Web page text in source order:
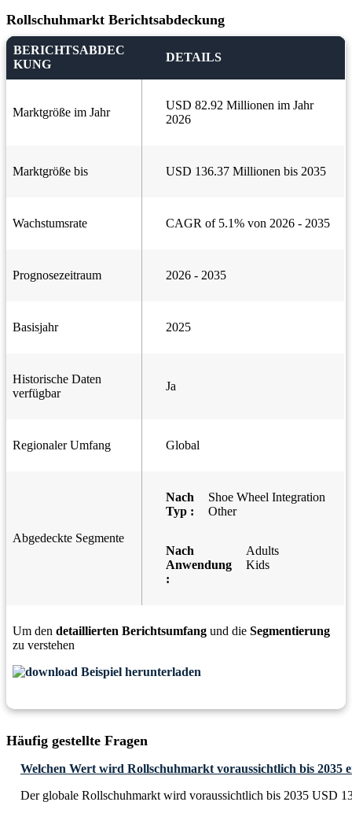
Rollschuhmarkt Berichtsabdeckung
BERICHTSABDEC
KUNG
DETAILS
Marktgröße im Jahr
USD 82.92 Millionen im Jahr
2026
Marktgröße bis USD 136.37 Millionen bis 2035
Wachstumsrate CAGR of 5.1% von 2026 - 2035
Prognosezeitraum 2026 - 2035
Basisjahr 2025
Historische Daten
verfügbar
Ja
Regionaler Umfang Global
Abgedeckte Segmente
Nach
Typ :
Shoe Wheel Integration
Other
Nach
Anwendung
:
Adults
Kids
Um den detaillierten Berichtsumfang und die Segmentierung
zu verstehen
Beispiel herunterladen
Häufig gestellte Fragen
Welchen Wert wird Rollschuhmarkt voraussichtlich bis 2035
Der globale Rollschuhmarkt wird voraussichtlich bis 2035 USD